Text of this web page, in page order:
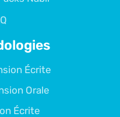
Écrite
Orale
Écrite